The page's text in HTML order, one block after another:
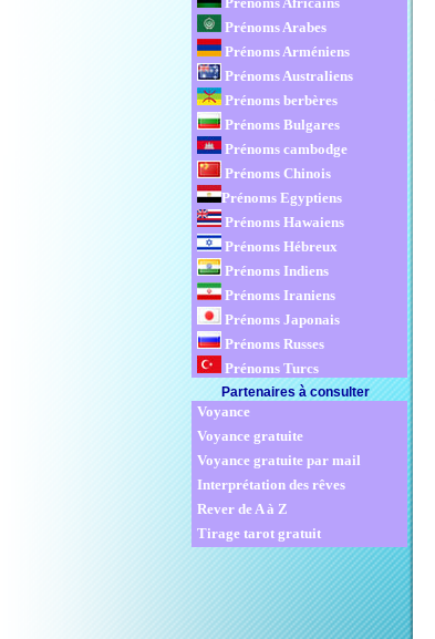
Prénoms Arabes
Prénoms Arméniens
Prénoms Australiens
Prénoms berbères
Prénoms Bulgares
Prénoms cambodge
Prénoms Chinois
Prénoms Egyptiens
Prénoms Hawaiens
Prénoms Hébreux
Prénoms Indiens
Prénoms Iraniens
Prénoms Japonais
Prénoms Russes
Prénoms Turcs
Partenaires à consulter
Voyance
Voyance gratuite
Voyance gratuite par mail
Interprétation des rêves
Rever de A à Z
Tirage tarot gratuit